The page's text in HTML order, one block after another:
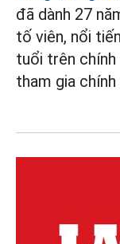
đã dành 27
tố viên, nổi
tuổi trên
tham gia